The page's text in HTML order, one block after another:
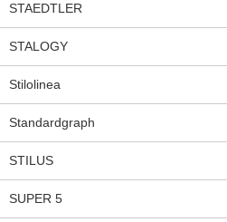
STAEDTLER
STALOGY
Stilolinea
Standardgraph
STILUS
SUPER 5